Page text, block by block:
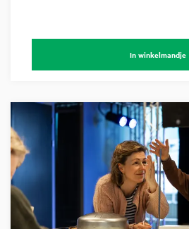
In winkelmandje